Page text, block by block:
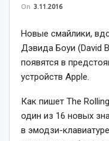
On 3.11.2016
Новые смайлики,
Дэвида Боуи (David
появятся в
устройств Apple.
Как пишет The
один из 16 новых
в эмодзи-